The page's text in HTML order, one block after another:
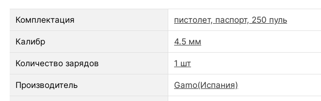
Комплектация пистолет, паспорт, 250 пуль
Калибр 4.5 мм
Количество зарядов 1 шт
Производитель Gamo(Испания)